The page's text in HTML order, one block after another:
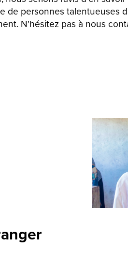
de personnes talentueuses
N'hésitez pas à nous